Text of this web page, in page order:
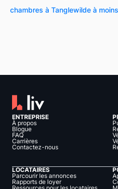
chambres à Tanglewilde à
ENTREPRISE
À propos
Blogue
FAQ
Carrières
Contactez-nous
LOCATAIRES
Parcourir les annonces
Rapports de loyer